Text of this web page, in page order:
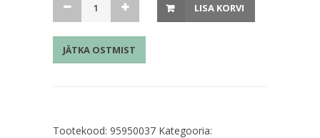
200tk
kahekordne
LISA KORVI
JÄTKA OSTMIST
Tootekood: 95950037 Kategooria: